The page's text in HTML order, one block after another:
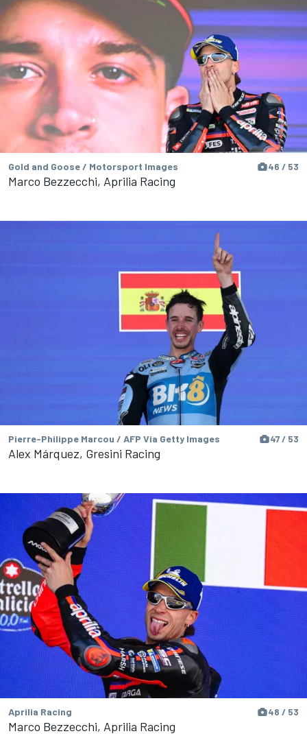
Gold and Goose / Motorsport Images 46 / 53
Marco Bezzecchi, Aprilia Racing
Pierre-Philippe Marcou / AFP Via Getty Images 47 / 53
Alex Márquez, Gresini Racing
Aprilia Racing 48 / 53
Marco Bezzecchi, Aprilia Racing